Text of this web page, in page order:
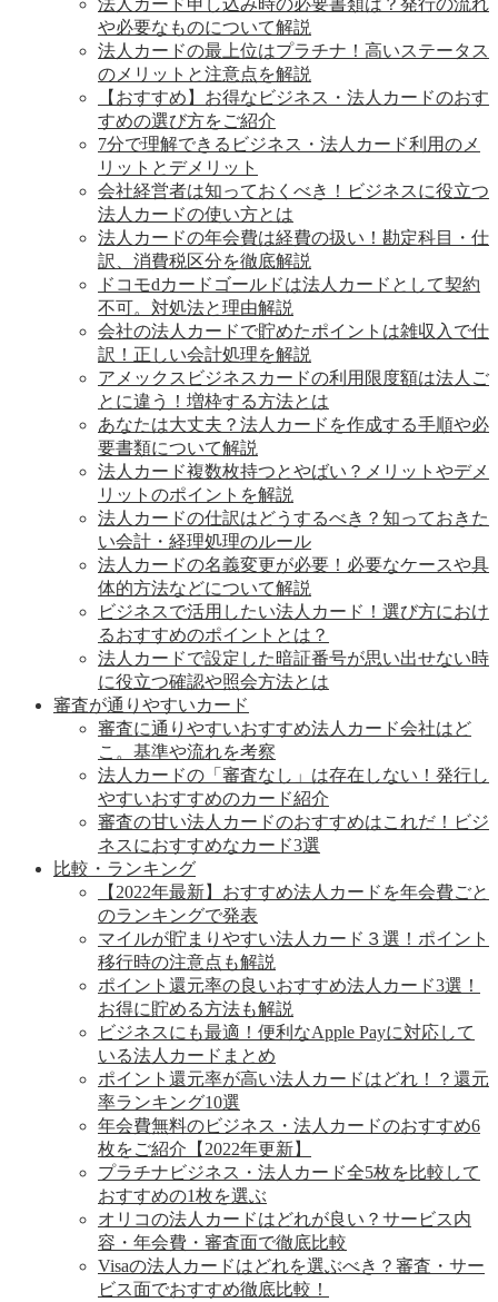
法人カード申し込み時の必要書類は？発行の流れ
や必要なものについて解説
法人カードの最上位はプラチナ！高いステータス
のメリットと注意点を解説
【おすすめ】お得なビジネス・法人カードのおす
すめの選び方をご紹介
7分で理解できるビジネス・法人カード利用のメ
リットとデメリット
会社経営者は知っておくべき！ビジネスに役立つ
法人カードの使い方とは
法人カードの年会費は経費の扱い！勘定科目・仕
訳、消費税区分を徹底解説
ドコモdカードゴールドは法人カードとして契約
不可。対処法と理由解説
会社の法人カードで貯めたポイントは雑収入で仕
訳！正しい会計処理を解説
アメックスビジネスカードの利用限度額は法人ご
とに違う！増枠する方法とは
あなたは大丈夫？法人カードを作成する手順や必
要書類について解説
法人カード複数枚持つとやばい？メリットやデメ
リットのポイントを解説
法人カードの仕訳はどうするべき？知っておきた
い会計・経理処理のルール
法人カードの名義変更が必要！必要なケースや具
体的方法などについて解説
ビジネスで活用したい法人カード！選び方におけ
るおすすめのポイントとは？
法人カードで設定した暗証番号が思い出せない時
に役立つ確認や照会方法とは
審査が通りやすいカード
審査に通りやすいおすすめ法人カード会社はど
こ。基準や流れを考察
法人カードの「審査なし」は存在しない！発行し
やすいおすすめのカード紹介
審査の甘い法人カードのおすすめはこれだ！ビジ
ネスにおすすめなカード3選
比較・ランキング
【2022年最新】おすすめ法人カードを年会費ごと
のランキングで発表
マイルが貯まりやすい法人カード３選！ポイント
移行時の注意点も解説
ポイント還元率の良いおすすめ法人カード3選！
お得に貯める方法も解説
ビジネスにも最適！便利なApple Payに対応して
いる法人カードまとめ
ポイント還元率が高い法人カードはどれ！？還元
率ランキング10選
年会費無料のビジネス・法人カードのおすすめ6
枚をご紹介【2022年更新】
プラチナビジネス・法人カード全5枚を比較して
おすすめの1枚を選ぶ
オリコの法人カードはどれが良い？サービス内
容・年会費・審査面で徹底比較
Visaの法人カードはどれを選ぶべき？審査・サー
ビス面でおすすめ徹底比較！